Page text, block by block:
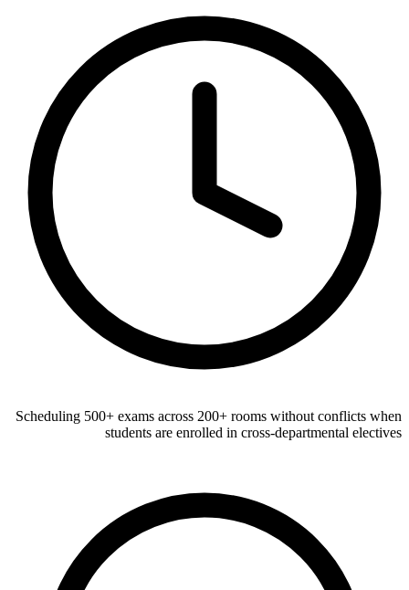
Scheduling 500+ exams across 200+ rooms without conflicts when
students are enrolled in cross-departmental electives